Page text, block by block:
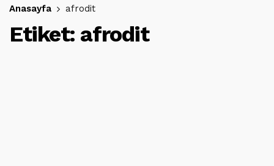
Anasayfa afrodit
Etiket: afrodit